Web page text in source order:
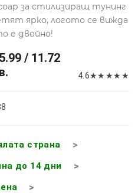
за стилизиращ тунинг
ярко, логото се вижда
е двойно!
/ 11.72
4.6★★ ★★ ★
страна
до 14 дни